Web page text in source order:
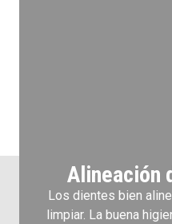
Alineación
Los dientes bien
limpiar. La buena